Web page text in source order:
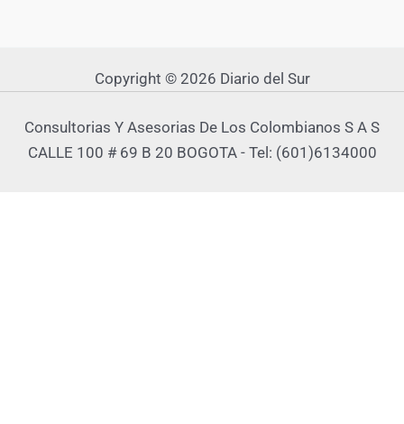
Copyright © 2026 Diario del Sur
Consultorias Y Asesorias De Los Colombianos S A S
CALLE 100 # 69 B 20 BOGOTA - Tel: (601)6134000